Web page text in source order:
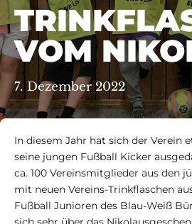
VOM
7. Dezember 2022
In diesem Jahr hat sich der Verein
seine jungen Fußball Kicker
ca. 100 Vereinsmitglieder aus den
mit neuen Vereins-Trinkflaschen
Fußball Junioren des Blau-Weiß